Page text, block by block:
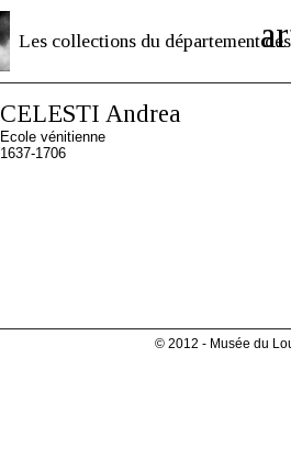
Les collections du département des
CELESTI Andrea
Ecole vénitienne
1637-1706
© 2012 - Musée du